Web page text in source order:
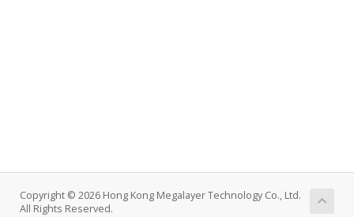
Copyright © 2026 Hong Kong Megalayer Technology Co., Ltd.
All Rights Reserved.